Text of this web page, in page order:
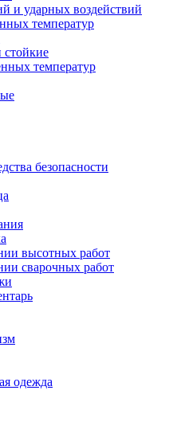
и ударных воздействий
температур
стойкие
температур
безопасности
высотных работ
сварочных работ
одежда